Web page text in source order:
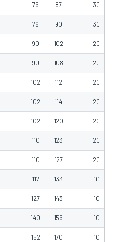
76 87 30
76 90 30
90 102 20
90 108 20
102 112 20
102 114 20
102 120 20
110 123 20
110 127 20
117 133 10
127 143 10
140 156 10
152 170 10